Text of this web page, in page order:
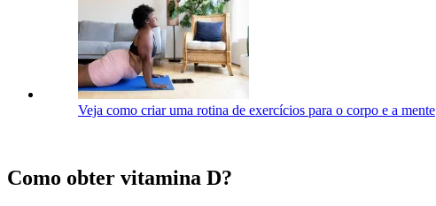
Veja como criar uma rotina de exercícios para o corpo e a mente
Como obter vitamina D?